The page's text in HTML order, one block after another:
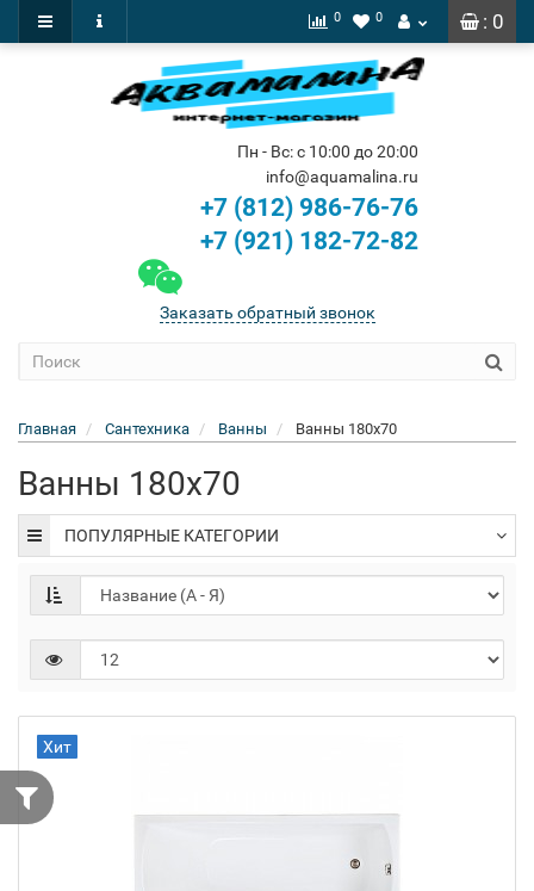
: 0
0 0
Пн - Вс: с 10:00 до 20:00
info@aquamalina.ru
+7 (812) 986-76-76
+7 (921) 182-72-82
Заказать обратный звонок
Главная Сантехника Ванны Ванны 180х70
Ванны 180х70
ПОПУЛЯРНЫЕ КАТЕГОРИИ
Хит